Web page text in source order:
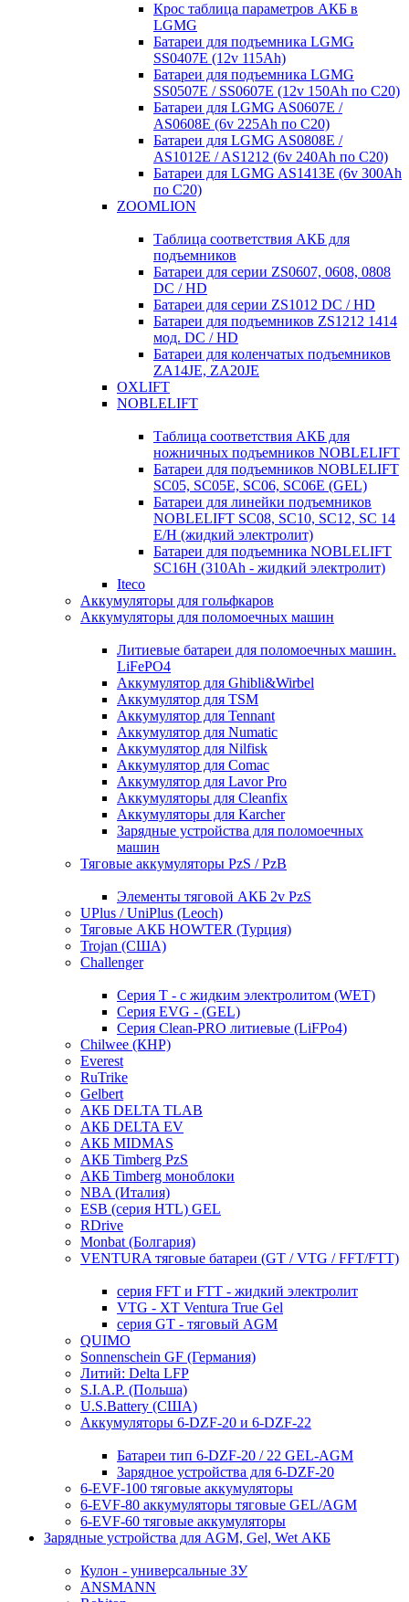
Крос таблица параметров АКБ в
LGMG
Батареи для подъемника LGMG
SS0407E (12v 115Ah)
Батареи для подъемника LGMG
SS0507E / SS0607E (12v 150Ah по С20)
Батареи для LGMG AS0607E /
AS0608E (6v 225Ah по С20)
Батареи для LGMG AS0808E /
AS1012E / AS1212 (6v 240Ah по С20)
Батареи для LGMG AS1413E (6v 300Ah
по С20)
ZOOMLION
Таблица соответствия АКБ для
подъемников
Батареи для серии ZS0607, 0608, 0808
DC / HD
Батареи для серии ZS1012 DC / HD
Батареи для подъемников ZS1212 1414
мод. DC / HD
Батареи для коленчатых подъемников
ZA14JE, ZA20JE
OXLIFT
NOBLELIFT
Таблица соответствия АКБ для
ножничных подъемников NOBLELIFT
Батареи для подъемников NOBLELIFT
SC05, SC05E, SC06, SC06E (GEL)
Батареи для линейки подъемников
NOBLELIFT SC08, SC10, SC12, SC 14
E/H (жидкий электролит)
Батареи для подъемника NOBLELIFT
SC16H (310Ah - жидкий электролит)
Iteco
Аккумуляторы для гольфкаров
Аккумуляторы для поломоечных машин
Литиевые батареи для поломоечных машин.
LiFePO4
Аккумулятор для Ghibli&Wirbel
Аккумулятор для TSM
Аккумулятор для Tennant
Аккумулятор для Numatic
Аккумулятор для Nilfisk
Аккумулятор для Comac
Аккумулятор для Lavor Pro
Аккумуляторы для Cleanfix
Аккумуляторы для Karcher
Зарядные устройства для поломоечных
машин
Тяговые аккумуляторы PzS / PzB
Элементы тяговой АКБ 2v PzS
UPlus / UniPlus (Leoch)
Тяговые АКБ HOWTER (Турция)
Trojan (США)
Challenger
Серия T - с жидким электролитом (WET)
Серия EVG - (GEL)
Серия Clean-PRO литиевые (LiFPo4)
Chilwee (КНР)
Everest
RuTrike
Gelbert
АКБ DELTA TLAB
АКБ DELTA EV
АКБ MIDMAS
АКБ Timberg PzS
АКБ Timberg моноблоки
NBA (Италия)
ESB (серия HTL) GEL
RDrive
Monbat (Болгария)
VENTURA тяговые батареи (GT / VTG / FFT/FTT)
серия FFT и FTT - жидкий электролит
VTG - XT Ventura True Gel
серия GT - тяговый AGM
QUIMO
Sonnenschein GF (Германия)
Литий: Delta LFP
S.I.A.P. (Польша)
U.S.Battery (США)
Аккумуляторы 6-DZF-20 и 6-DZF-22
Батареи тип 6-DZF-20 / 22 GEL-AGM
Зарядное устройства для 6-DZF-20
6-EVF-100 тяговые аккумуляторы
6-EVF-80 аккумуляторы тяговые GEL/AGM
6-EVF-60 тяговые аккумуляторы
Зарядные устройства для AGM, Gel, Wet АКБ
Кулон - универсальные ЗУ
ANSMANN